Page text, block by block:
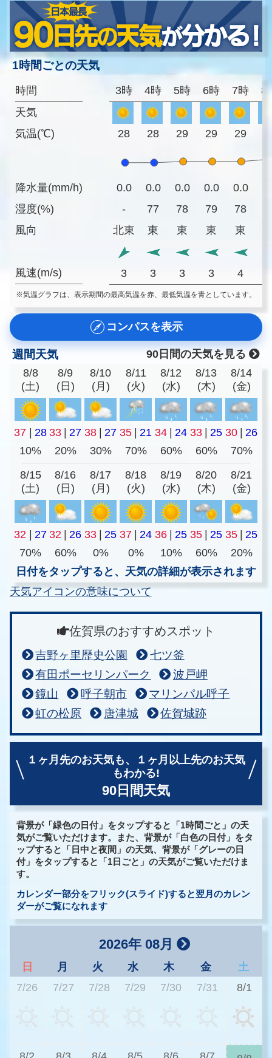
1時間ごとの天気
時間
天気
気温(℃)
降水量(mm/h)
湿度(%)
風向
風速(m/s)
3時 4時 5時 6時 7時 8
28 28 29 29 29
0.0 0.0 0.0 0.0 0.0
-
77 78 79 78
北東
東 東 東 東
3 3 3 3 4
※気温グラフは、表示期間の最高気温を赤、最低気温を青としています。
コンパスを表示
週間天気
90日間の天気を見る
8/8
(土)
8/9
(日)
8/10
(月)
8/11
(火)
8/12
(水)
8/13
(木)
8/14
(金)
37 28 33 27 38 27 35 21 34 24 33 25 30
26
10%
20% 30% 70% 60% 60% 70%
8/15
(土)
8/16
(日)
8/17
(月)
8/18
(火)
8/19
(水)
8/20
(木)
8/21
(金)
32 27 32 26 33 25 37 24 36 25 35 25 35
25
70%
60% 0% 0% 10% 60%
20%
日付をタップすると、天気の詳細が表示されます
天気アイコンの意味について
佐賀県のおすすめスポット
吉野ヶ里歴史公園
七ツ釜
有田ポーセリンパーク
波戸岬
鏡山
呼子朝市
マリンパル呼子
虹の松原
唐津城 佐賀城跡
１ヶ月先のお天気も、
１ヶ月以上先のお天気
もわかる!
90日間天気
背景が「緑色の日付」をタップすると「1時間ごと」の天
気がご覧いただけます。また、背景が「白色の日付」をタ
ップすると「日中と夜間」の天気、背景が「グレーの日
付」をタップすると「1日ごと」の天気がご覧いただけま
す。
カレンダー部分をフリック(スライド)すると翌月のカレン
ダーがご覧になれます
2026年 08月
日 月 火 水 木 金
土
7/26
7/27 7/28 7/29 7/30 7/31 8/1